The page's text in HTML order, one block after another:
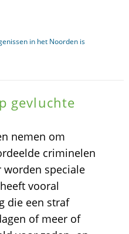
in het Noorden is
gevluchte
nemen om
criminelen
speciale
vooral
die een straf
of meer of